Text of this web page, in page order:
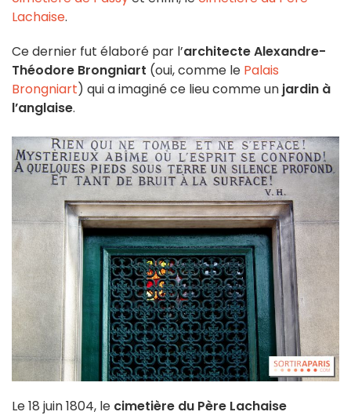
Lachaise.
Ce dernier fut élaboré par l’architecte Alexandre-
Théodore Brongniart (oui, comme le Palais
Brongniart) qui a imaginé ce lieu comme un jardin à
l’anglaise.
Le 18 juin 1804, le cimetière du Père Lachaise